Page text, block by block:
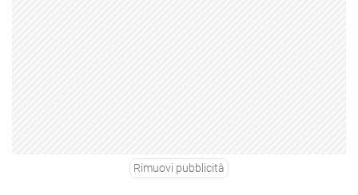
Rimuovi pubblicità